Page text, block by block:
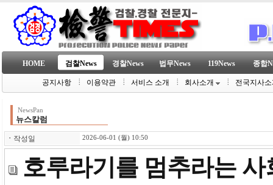
HOME 검찰News 경찰News 법무News 119News 종합
공지사항 이용약관 서비스 소개 회사소개 전국지사
NewsPan
뉴스칼럼
ㆍ 작성일 2026-06-01 (월) 10:50
호루라기를 멈추라는 사